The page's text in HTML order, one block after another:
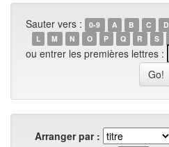
Sauter vers : 0-9 A B C D
L
M N O P Q R S
ou entrer les premières lettres :
Arranger par :